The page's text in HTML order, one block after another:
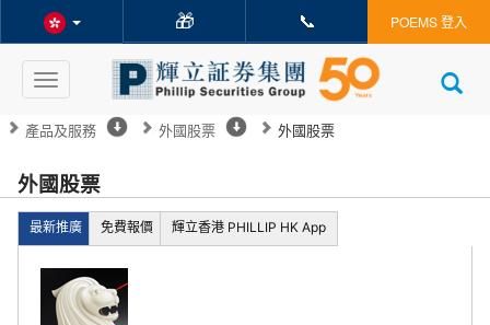
🎁 📞 POEMS 登入
Toggle
navigation
產品及服務 外國股票 外國股票
外國股票
最新推廣 免費報價 輝立香港 PHILLIP HK App